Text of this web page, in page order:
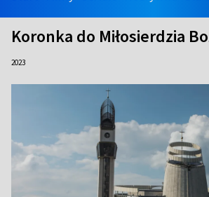
Koronka do Miłosierdzia
2023